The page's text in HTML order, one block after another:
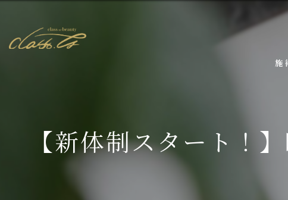
施
【新体制スタート！